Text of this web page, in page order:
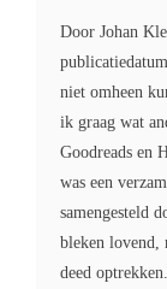
Door Johan
niet omheen
ik graag wat
Goodreads en
was een
samengesteld
bleken lovend,
deed